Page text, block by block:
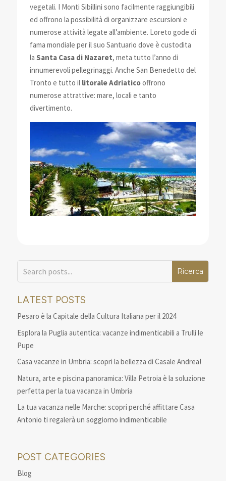
vegetali. I Monti Sibillini sono facilmente raggiungibili
ed offrono la possibilità di organizzare escursioni e
numerose attività legate all’ambiente. Loreto gode di
fama mondiale per il suo Santuario dove è custodita
la Santa Casa di Nazaret, meta tutto l’anno di
innumerevoli pellegrinaggi. Anche San Benedetto del
Tronto e tutto il litorale Adriaticooffrono
numerose attrattive: mare, locali e tanto
divertimento.
LATEST POSTS
Pesaro è la Capitale della Cultura Italiana per il 2024
Esplora la Puglia autentica: vacanze indimenticabili a Trulli le
Pupe
Casa vacanze in Umbria: scopri la bellezza di Casale Andrea!
Natura, arte e piscina panoramica: Villa Petroia è la soluzione
perfetta per la tua vacanza in Umbria
La tua vacanza nelle Marche: scopri perché affittare Casa
Antonio ti regalerà un soggiorno indimenticabile
POST CATEGORIES
Blog